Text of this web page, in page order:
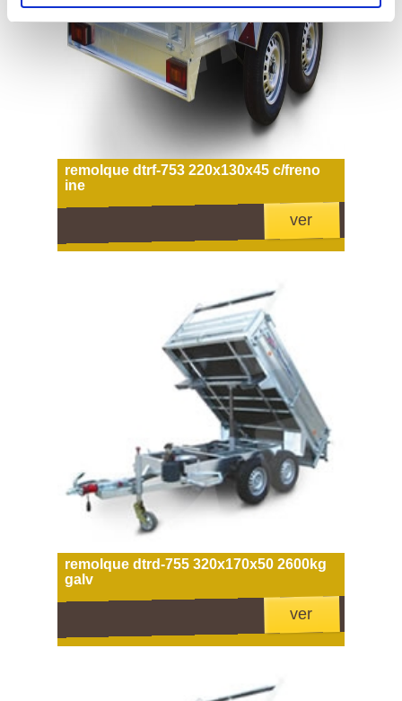
remolque dtrf-753 220x130x45 c/freno
ine
ver
remolque dtrd-755 320x170x50 2600kg
galv
ver